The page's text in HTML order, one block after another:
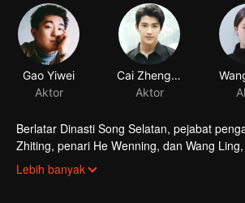
Gao Yiwei
Aktor
Cai Zhengjie
Aktor
Berlatar Dinasti Song Selatan, pejabat
Zhiting, penari He Wenning, dan Wang
forensik untuk menegakkan keadilan.
Lebih banyak